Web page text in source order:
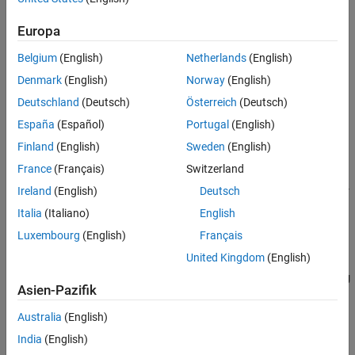
Cluster
Categories
Create and Manage Cloud Center Clusters
Create and manage cloud clusters
Access Cloud Center Clusters from MATLAB
Parallel Computing Toolbox™
Transfer Data to or from a Cloud Center Cluster
Transfer files and data with your jobs or without starting a cluster
Related Information
(Parallel Computing Toolbox)
(Parallel Computing
Toolbox)
Europa
Belgium (English)
Denmark (English)
Deutschland (Deutsch)
España (Español)
Finland (English)
France (Français)
Ireland (English)
Italia (Italiano)
Luxembourg (English)
Netherlands(English)
Norway(English)
Österreich (Deutsch)
Portugal (English)
Sweden (English)
Switzerland
Deutsch
English
Français
United Kingdom(English)
Asien-Pazifik
Australia (English)
India (English)